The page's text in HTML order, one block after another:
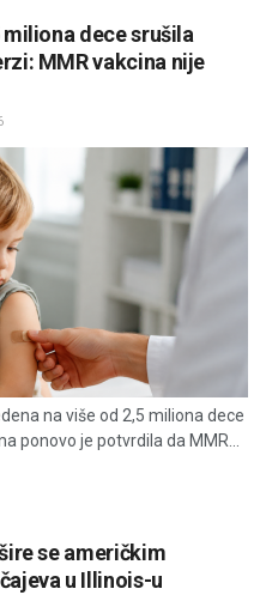
dece srušila
MMR vakcina nije
na više od 2,5 miliona dece
ponovo je potvrdila da MMR...
se američkim
u Illinois-u